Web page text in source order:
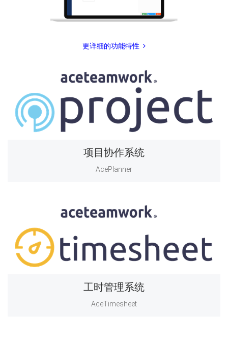
更详细的功能特性
项目协作系统
AcePlanner
工时管理系统
AceTimesheet